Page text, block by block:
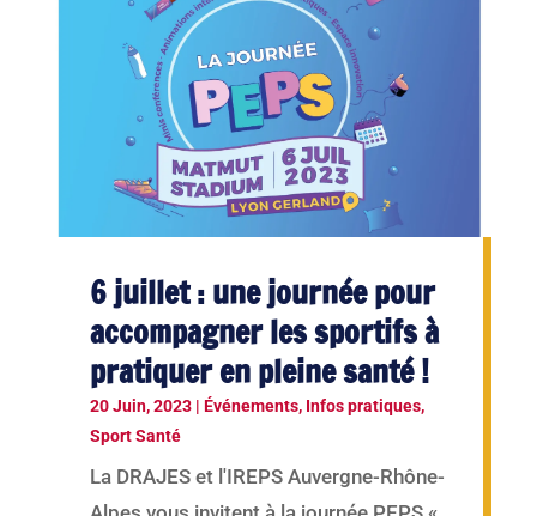
6 juillet : une journée pour
accompagner les sportifs à
pratiquer en pleine santé !
20 Juin, 2023| Événements, Infos pratiques,
Sport Santé
La DRAJES et l'IREPS Auvergne-Rhône-